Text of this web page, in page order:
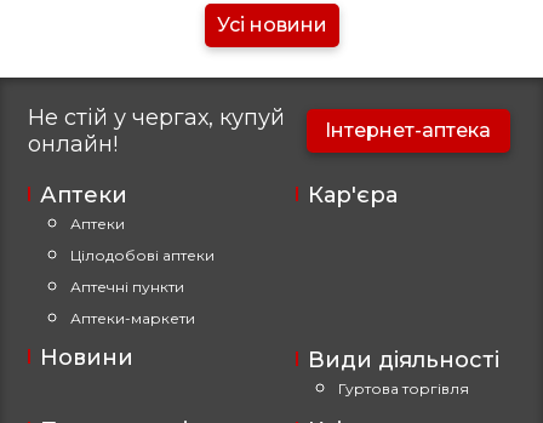
Усі новини
Не стій у чергах, купуй
онлайн!
Інтернет-аптека
Аптеки
Аптеки
Цілодобові аптеки
Аптечні пункти
Аптеки-маркети
Види діяльності
Гуртова торгівля
Новини
Кар'єра